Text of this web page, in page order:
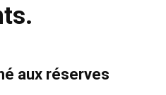
aux réserves